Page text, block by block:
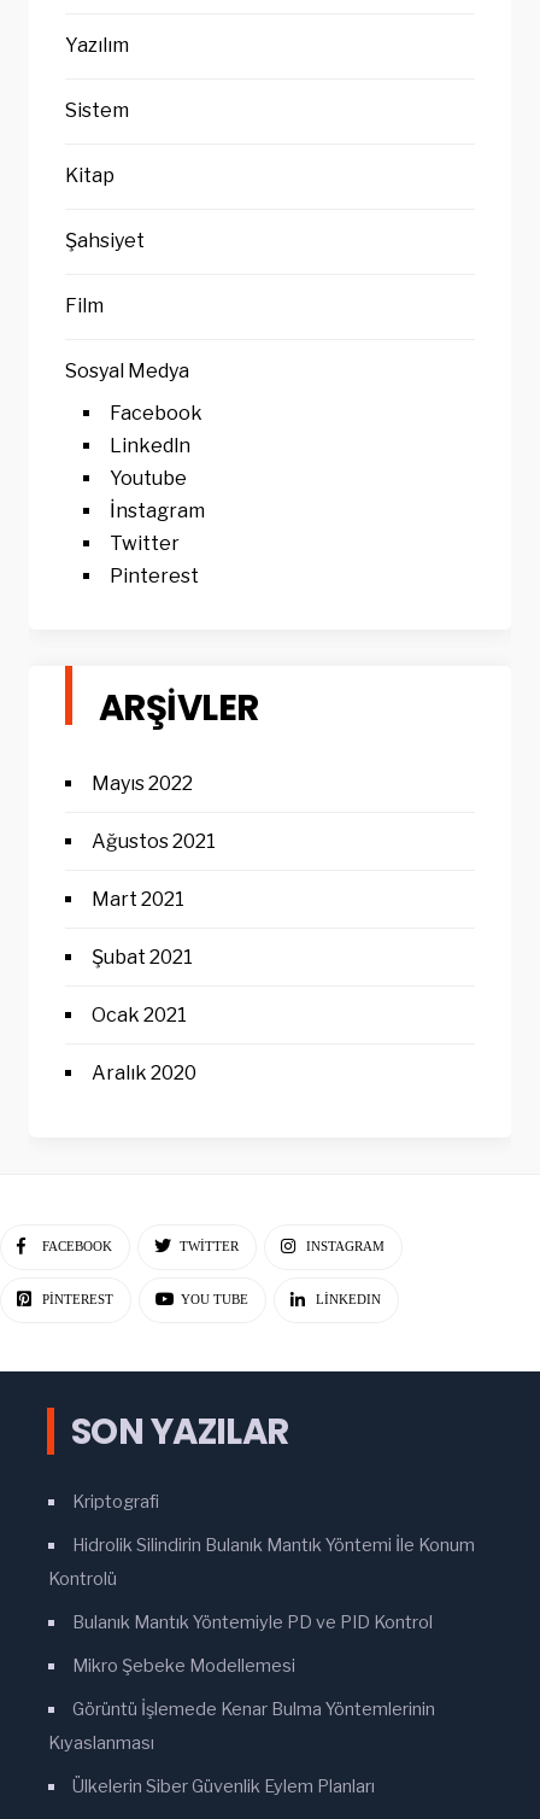
Yazılım
Sistem
Kitap
Şahsiyet
Film
Sosyal Medya
Facebook
Linkedln
Youtube
İnstagram
Twitter
Pinterest
ARŞIVLER
Mayıs 2022
Ağustos 2021
Mart 2021
Şubat 2021
Ocak 2021
Aralık 2020
FACEBOOK TWITTER INSTAGRAM
PINTEREST YOU TUBE LINKEDIN
SON YAZILAR
Kriptografi
Hidrolik Silindirin Bulanık Mantık Yöntemi İle Konum
Kontrolü
Bulanık Mantık Yöntemiyle PD ve PID Kontrol
Mikro Şebeke Modellemesi
Görüntü İşlemede Kenar Bulma Yöntemlerinin
Kıyaslanması
Ülkelerin Siber Güvenlik Eylem Planları